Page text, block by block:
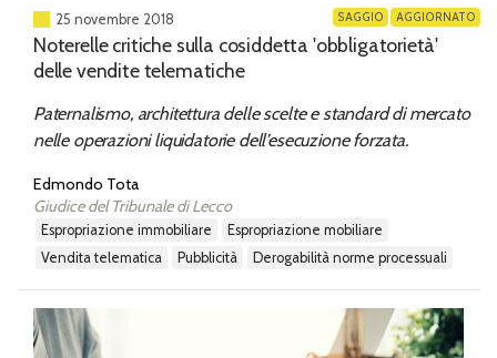
25 novembre 2018 AGGIORNATO
SAGGIO
Noterelle critiche sulla cosiddetta 'obbligatorietà'
delle vendite telematiche
Paternalismo, architettura delle scelte e standard di mercato
nelle operazioni liquidatorie dell’esecuzione forzata.
Edmondo Tota
Giudice del Tribunale di Lecco
espropriazione immobiliare
espropriazione mobiliare
vendita telematica
pubblicità derogabilità norme processuali